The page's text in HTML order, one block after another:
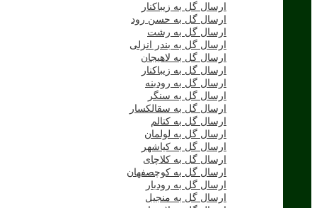
ارسال گل به زیباکنار
ارسال گل به حسن رود
ارسال گل به رشت
ارسال گل به بندر انزلی
ارسال گل به لاهیجان
ارسال گل به زیباکنار
ارسال گل به رودبنه
ارسال گل به سنگر
ارسال گل به سقالکسار
ارسال گل به کتالم
ارسال گل به لولمان
ارسال گل به کیاشهر
ارسال گل به کلاچای
ارسال گل به کوچصفهان
ارسال گل به رودبار
ارسال گل به منجیل